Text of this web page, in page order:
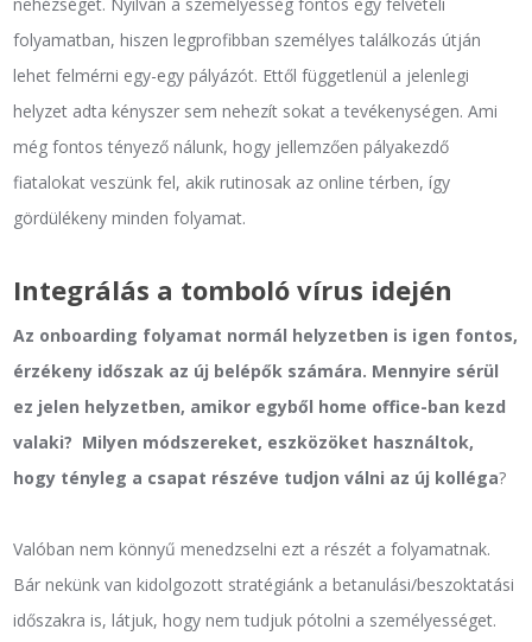
folyamatban, hiszen legprofibban személyes találkozás útján
lehet felmérni egy-egy pályázót. Ettől függetlenül a jelenlegi
helyzet adta kényszer sem nehezít sokat a tevékenységen. Ami
még fontos tényező nálunk, hogy jellemzően pályakezdő
fiatalokat veszünk fel, akik rutinosak az online térben, így
gördülékeny minden folyamat.
Integrálás a tomboló vírus idején
Az onboarding folyamat normál helyzetben is igen fontos,
érzékeny időszak az új belépők számára. Mennyire sérül
ez jelen helyzetben, amikor egyből home office-ban kezd
valaki? Milyen módszereket, eszközöket használtok,
hogy tényleg a csapat részéve tudjon válni az új kolléga?
Valóban nem könnyű menedzselni ezt a részét a folyamatnak.
Bár nekünk van kidolgozott stratégiánk a betanulási/beszoktatási
időszakra is, látjuk, hogy nem tudjuk pótolni a személyességet.